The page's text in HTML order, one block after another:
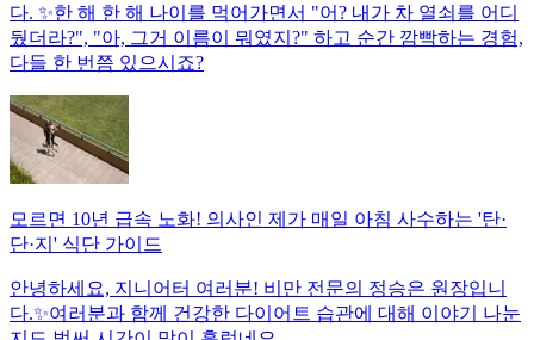
다. ✨한 해 한 해 나이를 먹어가면서 "어? 내가 차 열쇠를 어디
뒀더라?", "아, 그거 이름이 뭐였지?" 하고 순간 깜빡하는 경험,
다들 한 번쯤 있으시죠?
모르면 10년 급속 노화! 의사인 제가 매일 아침 사수하는 '탄·
단·지' 식단 가이드
안녕하세요, 지니어터 여러분! 비만 전문의 정승은 원장입니
다.✨여러분과 함께 건강한 다이어트 습관에 대해 이야기 나눈